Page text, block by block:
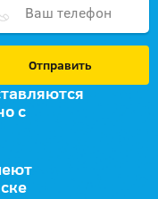
Отправить
с